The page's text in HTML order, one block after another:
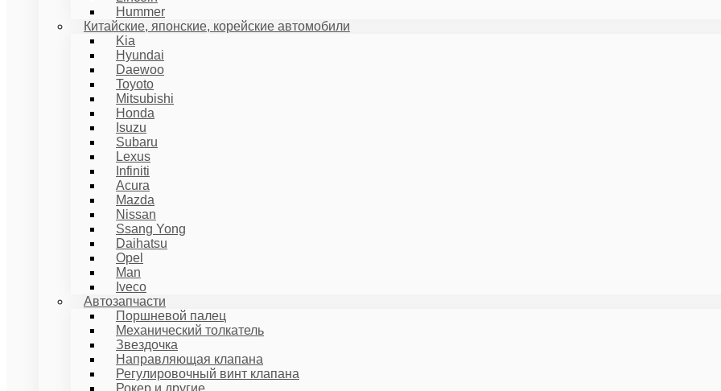
Hummer
Китайские, японские, корейские автомобили
Kia
Hyundai
Daewoo
Toyoto
Mitsubishi
Honda
Isuzu
Subaru
Lexus
Infiniti
Acura
Mazda
Nissan
Ssang Yong
Daihatsu
Opel
Man
Iveco
Автозапчасти
Поршневой палец
Механический толкатель
Звездочка
Направляющая клапана
Регулировочный винт клапана
Рокер и другие